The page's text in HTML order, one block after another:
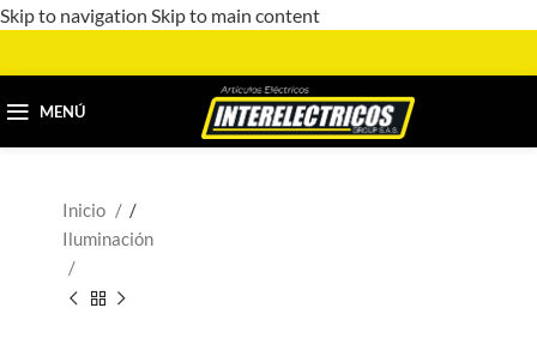
Skip to navigation Skip to main content
MENÚ
Inicio
/
Iluminación